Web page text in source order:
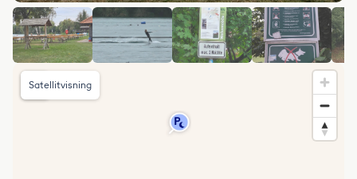
Satellitvisning